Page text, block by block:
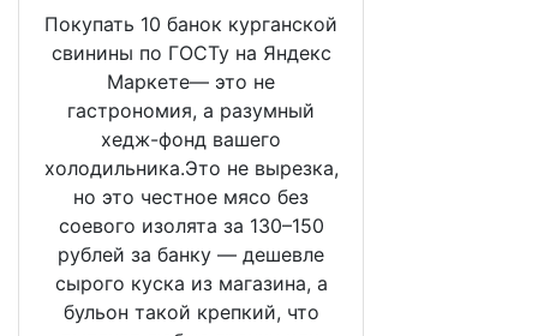
Покупать 10 банок курганской
свинины по ГОСТу на Яндекс
Маркете— это не
гастрономия, а разумный
хедж-фонд вашего
холодильника.Это не вырезка,
но это честное мясо без
соевого изолята за 130–150
рублей за банку — дешевле
сырого куска из магазина, а
бульон такой крепкий, что